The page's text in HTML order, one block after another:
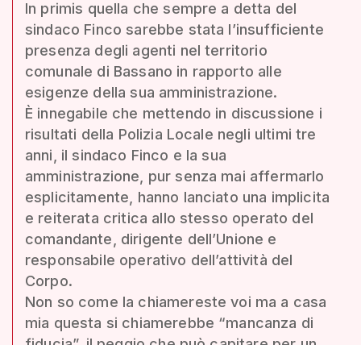
In primis quella che sempre a detta del
sindaco Finco sarebbe stata l’insufficiente
presenza degli agenti nel territorio
comunale di Bassano in rapporto alle
esigenze della sua amministrazione.
È innegabile che mettendo in discussione i
risultati della Polizia Locale negli ultimi tre
anni, il sindaco Finco e la sua
amministrazione, pur senza mai affermarlo
esplicitamente, hanno lanciato una implicita
e reiterata critica allo stesso operato del
comandante, dirigente dell’Unione e
responsabile operativo dell’attività del
Corpo.
Non so come la chiamereste voi ma a casa
mia questa si chiamerebbe “mancanza di